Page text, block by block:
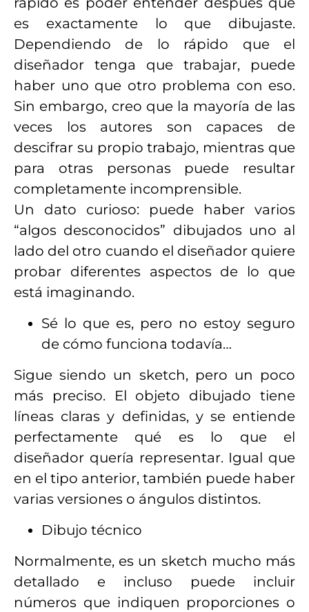
es exactamente lo que dibujaste.
Dependiendo de lo rápido que el
diseñador tenga que trabajar, puede
haber uno que otro problema con eso.
Sin embargo, creo que la mayoría de las
veces los autores son capaces de
descifrar su propio trabajo, mientras que
para otras personas puede resultar
completamente incomprensible.
Un dato curioso: puede haber varios
“algos desconocidos” dibujados uno al
lado del otro cuando el diseñador quiere
probar diferentes aspectos de lo que
está imaginando.
Sé lo que es, pero no estoy seguro
de cómo funciona todavía…
Sigue siendo un sketch, pero un poco
más preciso. El objeto dibujado tiene
líneas claras y definidas, y se entiende
perfectamente qué es lo que el
diseñador quería representar. Igual que
en el tipo anterior, también puede haber
varias versiones o ángulos distintos.
Dibujo técnico
Normalmente, es un sketch mucho más
detallado e incluso puede incluir
números que indiquen proporciones o